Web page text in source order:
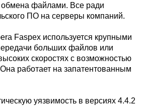
файлами. Все ради
ПО на серверы компаний.
Faspex используется крупными
больших файлов или
скоростях с возможностью
работает на запатентованным
уязвимость в версиях 4.4.2